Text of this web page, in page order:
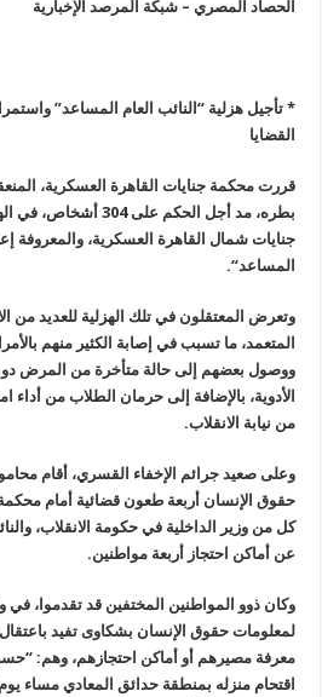
الحصاد المصري – شبكة المرصد الإخبارية
* تأجيل هزلية “النائب العام المساعد”
القضايا
قررت محكمة جنايات القاهرة العسكرية،
جنايات شمال القاهرة العسكرية، والمعروفة
المساعد“.
وتعرض المعتقلون في تلك الهزلية للعديد من
المتعمد، ما تسبب في إصابة الكثير منهم
ووصول بعضهم إلى حالة متأخرة من المرض
الأدوية، بالإضافة إلى حرمان الطلاب من أداء
من نيابة الانقلاب.
وعلى صعيد جرائم الإخفاء القسري، أقام
حقوق الإنسان أربعة طعون قضائية أمام محكمة
كل من وزير الداخلية في حكومة الانقلاب،
عن أماكن احتجاز أربعة مواطنين.
وكان ذوو المواطنين المختفين قد تقدموا، في
لمعلومات حقوق الإنسان بشكاوى تفيد
معرفة مصيرهم أو أماكن احتجازهم، وهم: